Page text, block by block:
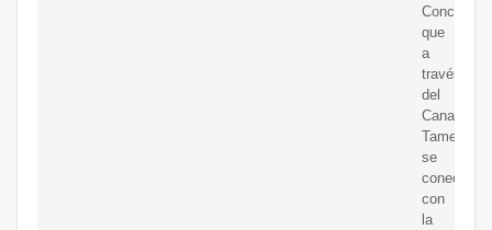
que
a
través
del
Canal
Tamengo,
se
conecta
con
la